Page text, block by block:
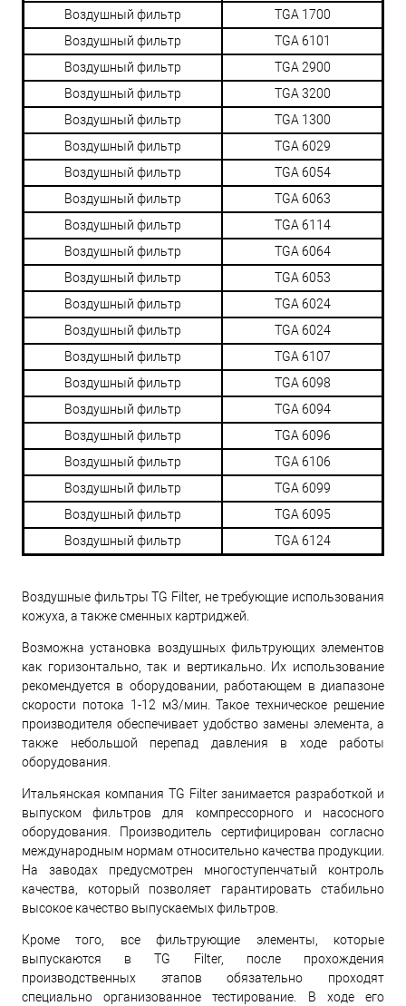
Воздушный фильтр
TGA 1700
Воздушный фильтр
TGA 6101
Воздушный фильтр
TGA 2900
Воздушный фильтр
TGA 3200
Воздушный фильтр
TGA 1300
Воздушный фильтр
TGA 6029
Воздушный фильтр
TGA 6054
Воздушный фильтр
TGA 6063
Воздушный фильтр
TGA 6114
Воздушный фильтр
TGA 6064
Воздушный фильтр
TGA 6053
Воздушный фильтр
TGA 6024
Воздушный фильтр
TGA 6024
Воздушный фильтр
TGA 6107
Воздушный фильтр
TGA 6098
Воздушный фильтр
TGA 6094
Воздушный фильтр
TGA 6096
Воздушный фильтр
TGA 6106
Воздушный фильтр
TGA 6099
Воздушный фильтр
TGA 6095
Воздушный фильтр
TGA 6124
Воздушные фильтры TG Filter, не требующие использования
кожуха, а также сменных картриджей.
Возможна установка воздушных фильтрующих элементов
как горизонтально, так и вертикально. Их использование
рекомендуется в оборудовании, работающем в диапазоне
скорости потока 1-12 м3/мин. Такое техническое решение
производителя обеспечивает удобство замены элемента, а
также небольшой перепад давления в ходе работы
оборудования.
Итальянская компания TG Filter занимается разработкой и
выпуском фильтров для компрессорного и насосного
оборудования. Производитель сертифицирован согласно
международным нормам относительно качества продукции.
На заводах предусмотрен многоступенчатый контроль
качества, который позволяет гарантировать стабильно
высокое качество выпускаемых фильтров.
Кроме того, все фильтрующие элементы, которые
выпускаются в TG Filter, после прохождения
производственных этапов обязательно проходят
специально организованное тестирование. В ходе его